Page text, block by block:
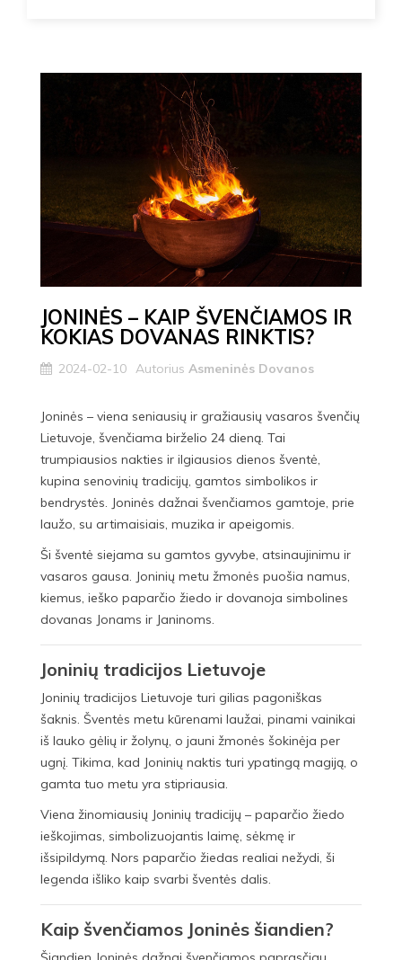
JONINĖS – KAIP ŠVENČIAMOS IR
KOKIAS DOVANAS RINKTIS?
2024-02-10 Autorius Asmeninės Dovanos
Joninės – viena seniausių ir gražiausių vasaros švenčių
Lietuvoje, švenčiama birželio 24 dieną. Tai
trumpiausios nakties ir ilgiausios dienos šventė,
kupina senovinių tradicijų, gamtos simbolikos ir
bendrystės. Joninės dažnai švenčiamos gamtoje, prie
laužo, su artimaisiais, muzika ir apeigomis.
Ši šventė siejama su gamtos gyvybe, atsinaujinimu ir
vasaros gausa. Joninių metu žmonės puošia namus,
kiemus, ieško paparčio žiedo ir dovanoja simbolines
dovanas Jonams ir Janinoms.
Joninių tradicijos Lietuvoje
Joninių tradicijos Lietuvoje turi gilias pagoniškas
šaknis. Šventės metu kūrenami laužai, pinami vainikai
iš lauko gėlių ir žolynų, o jauni žmonės šokinėja per
ugnį. Tikima, kad Joninių naktis turi ypatingą magiją, o
gamta tuo metu yra stipriausia.
Viena žinomiausių Joninių tradicijų – paparčio žiedo
ieškojimas, simbolizuojantis laimę, sėkmę ir
išsipildymą. Nors paparčio žiedas realiai nežydi, ši
legenda išliko kaip svarbi šventės dalis.
Kaip švenčiamos Joninės šiandien?